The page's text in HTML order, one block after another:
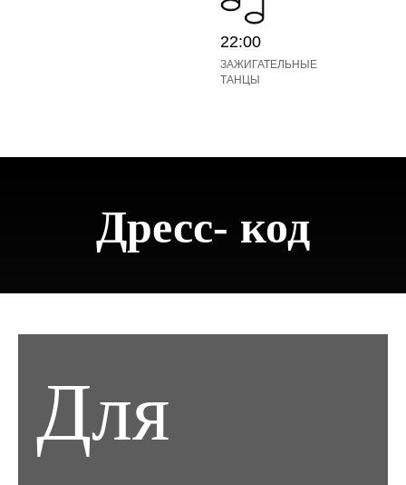
22:00
ЗАЖИГАТЕЛЬНЫЕ
ТАНЦЫ
Дресс- код
Для